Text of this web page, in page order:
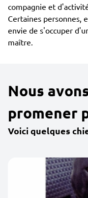
compagnie et
Certaines personnes,
envie de s'occuper
maître.
Nous
promener
Voici quelques